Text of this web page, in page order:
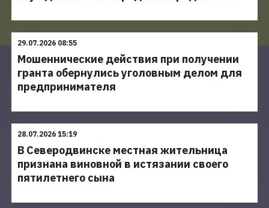
29.07.2026 08:55
Мошеннические действия при получении
гранта обернулись уголовным делом для
предпринимателя
28.07.2026 15:19
В Северодвинске местная жительница
признана виновной в истязании своего
пятилетнего сына